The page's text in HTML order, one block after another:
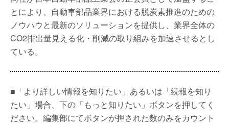
とにより、自動車部品業界における脱炭素推進のための
ノウハウと最新のソリューションを提供し、業界全体の
CO2排出量見える化・削減の取り組みを加速させるとし
ている。
■「より詳しい情報を知りたい」あるいは「続報を知り
たい」場合、下の「もっと知りたい」ボタンを押してく
ださい。編集部にてボタンが押された数のみをカウント